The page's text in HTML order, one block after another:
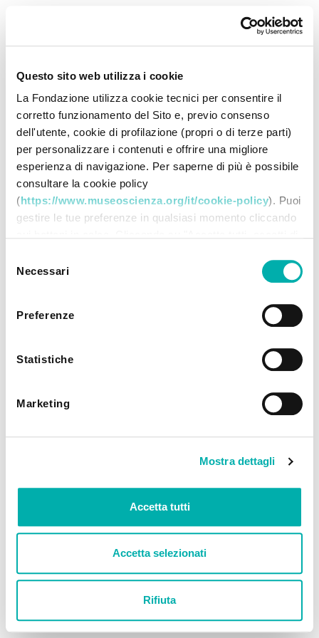
Questo sito web utilizza i cookie
La Fondazione utilizza cookie tecnici per consentire il
corretto funzionamento del Sito e, previo consenso
dell'utente, cookie di profilazione (propri o di terze parti)
per personalizzare i contenuti e offrire una migliore
esperienza di navigazione. Per saperne di più è possibile
consultare la cookie policy
(https://www.museoscienza.org/it/cookie-policy). Puoi
gestire le tue preferenze in qualsiasi momento cliccando
su "Accetta selezionati" dichiari di voler procedere
utilizzando solo i cookie prescelti, disabilitando tutti gli
altri. Selezionando "Rifiuta" procedi nella navigazione
utilizzando solo i cookie tecnici.
delNecessari
Preferenze
Statistiche
Marketing
Mostra dettagli
Accetta tutti
Accetta selezionati
Rifiuta